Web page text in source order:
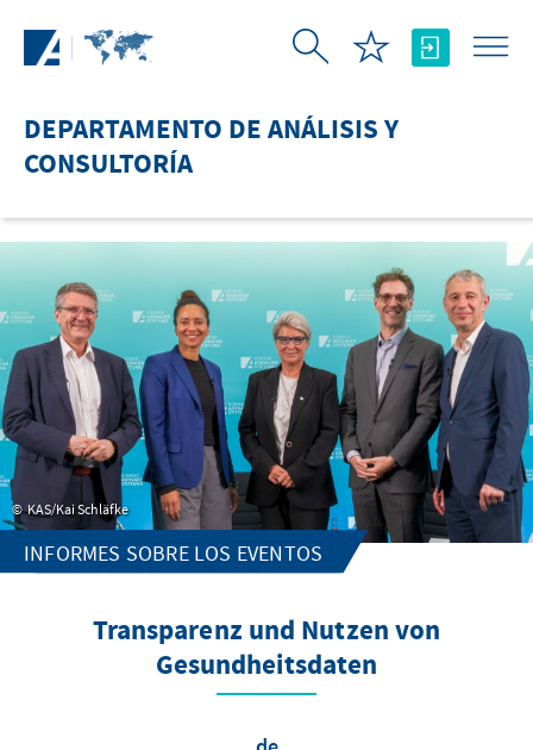
DEPARTAMENTO DE ANÁLISIS Y
CONSULTORÍA
KAS/Kai Schläfke
INFORMES SOBRE LOS EVENTOS
Transparenz und Nutzen von
Gesundheitsdaten